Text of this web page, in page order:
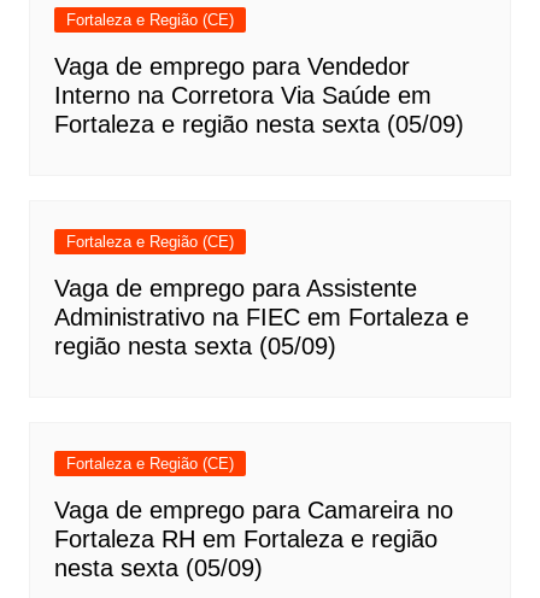
Fortaleza e Região (CE)
Vaga de emprego para Vendedor
Interno na Corretora Via Saúde em
Fortaleza e região nesta sexta (05/09)
Fortaleza e Região (CE)
Vaga de emprego para Assistente
Administrativo na FIEC em Fortaleza e
região nesta sexta (05/09)
Fortaleza e Região (CE)
Vaga de emprego para Camareira no
Fortaleza RH em Fortaleza e região
nesta sexta (05/09)